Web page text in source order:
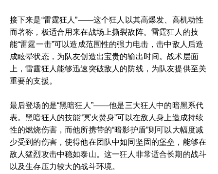
接下来是“雷霆狂人”——这个狂人以其高爆发、高机动性
而著称，极适合用来在战场上撕裂敌阵。雷霆狂人的技
能“雷霆一击”可以造成范围性的强力电击，击中敌人后造
成眩晕状态，为队友创造出宝贵的输出时间。战术层面
上，雷霆狂人能够迅速突破敌人的防线，为队友提供至关
重要的支援。
最后登场的是“黑暗狂人”——他是三大狂人中的暗黑系代
表。黑暗狂人的技能“冥火焚身”可以在敌人身上造成持续
性的燃烧伤害，而他所携带的“暗影护盾”则可以大幅度减
少受到的伤害，使得他在团队中如同坚固的堡垒，能够在
敌人猛烈攻击中稳如泰山。这一狂人非常适合长期的战斗
以及生存压力较大的战斗环境。